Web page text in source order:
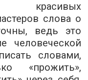
красивых
слова о
ведь это
человеческой
словами,
«прожить»,